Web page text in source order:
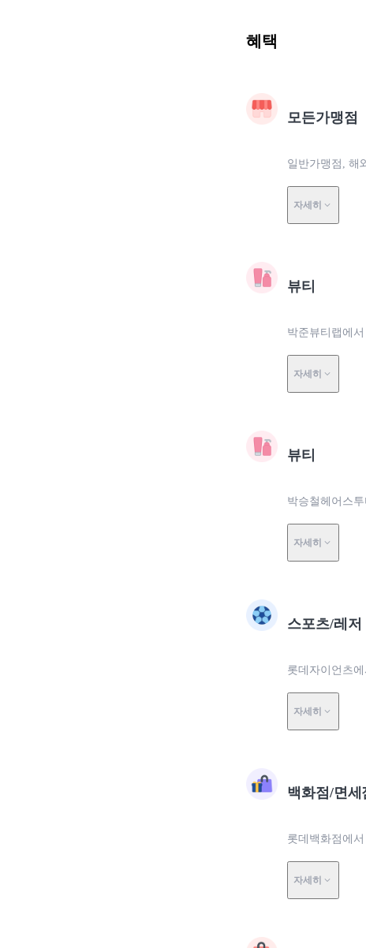
혜택
모든가맹점
일반가맹점, 해
자세히
뷰티
박준뷰티랩에
자세히
뷰티
박승철헤어스
자세히
스포츠/레저
롯데자이언츠
자세히
백화점/면세
롯데백화점에
자세히